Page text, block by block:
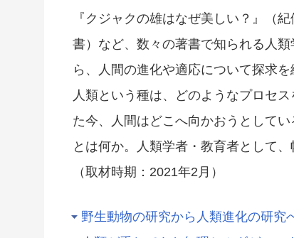
『クジャクの雄はなぜ美しい？』（
書）など、数々の著書で知られる人
ら、人間の進化や適応について探求
人類という種は、どのようなプロセ
た今、人間はどこへ向かおうとして
とは何か。人類学者・教育者として
（取材時期：2021年2月）
野生動物の研究から人類進化の研究